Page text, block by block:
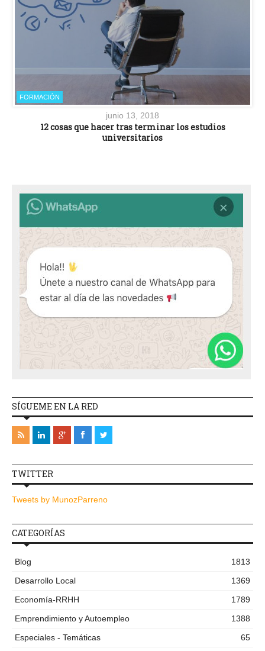
FORMACIÓN
junio 13, 2018
12 cosas que hacer tras terminar los estudios
universitarios
SÍGUEME EN LA RED
TWITTER
Tweets by MunozParreno
CATEGORÍAS
Blog
1813
Desarrollo Local
1369
Economía-RRHH
1789
Emprendimiento y Autoempleo
1388
Especiales - Temáticas
65